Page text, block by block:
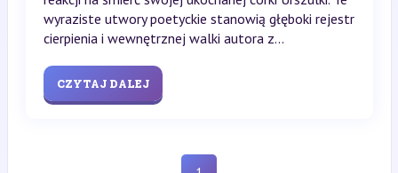
wyraziste utwory poetyckie stanowią głęboki rejestr
cierpienia i wewnętrznej walki autora z...
CZYTAJ DALEJ